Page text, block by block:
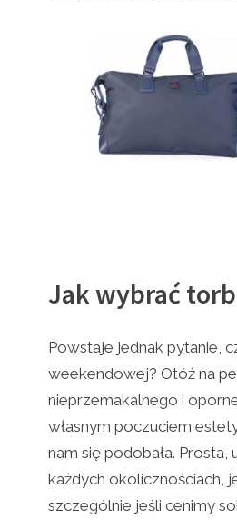
Jak wybrać
Powstaje jednak pytanie,
weekendowej? Otóż na
nieprzemakalnego i
własnym poczuciem
nam się podobała.
każdych okolicznościach,
szczególnie jeśli cenimy